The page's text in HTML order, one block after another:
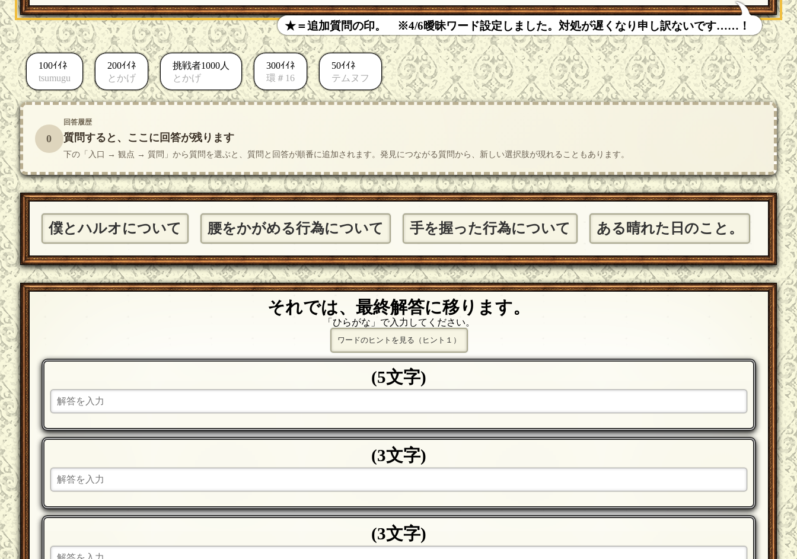
★＝追加質問の印。 ※4/6曖昧ワード設定しました。対処が遅くなり申し訳ないです……！
100ｲｲﾈ
tsumugu
200ｲｲﾈ
とかげ
挑戦者1000人
とかげ
300ｲｲﾈ
環＃16
50ｲｲﾈ
テムヌフ
0
回答履歴
質問すると、ここに回答が残ります
下の「入口 → 観点 → 質問」から質問を選ぶと、質問と回答が順番に追加されます。発見につながる質問から、新しい選択肢が現れることもあります。
僕とハルオについて 腰をかがめる行為について 手を握った行為について ある晴れた日のこと。
それでは、最終解答に移ります。
「ひらがな」で入力してください。
ワードのヒントを見る（ヒント１）
(5文字)
(3文字)
(3文字)